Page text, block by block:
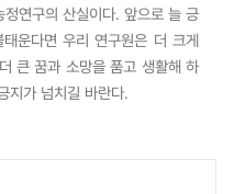
연구의 산실이다. 앞으로 늘 긍
운다면 우리 연구원은 더 크게
큰 꿈과 소망을 품고 생활해 하
지가 넘치길 바란다.